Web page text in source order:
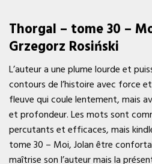
Thorgal – tome 30 –
Grzegorz Rosiński
L’auteur a une plume lourde et
contours de l’histoire avec force
fleuve qui coule lentement, mais
et profondeur. Les mots sont
percutants et efficaces, mais
tome 30 – Moi, Jolan être
maîtrise son l’auteur mais la